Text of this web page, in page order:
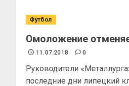
Футбол
Омоложение
11.07.2018 0
Руководители
последние дни липецкий